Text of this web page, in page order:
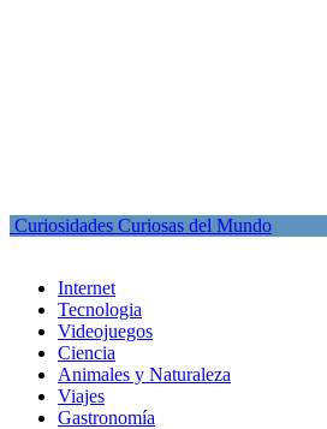
Curiosidades Curiosas del Mundo
Internet
Tecnologia
Videojuegos
Ciencia
Animales y Naturaleza
Viajes
Gastronomía